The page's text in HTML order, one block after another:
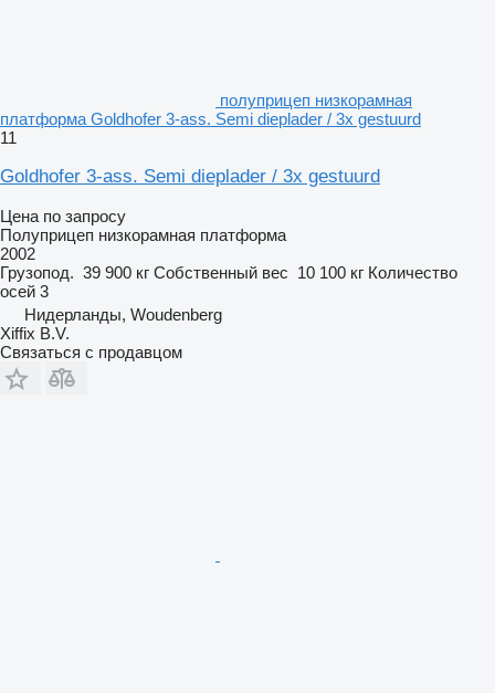
полуприцеп низкорамная
платформа Goldhofer 3-ass. Semi dieplader / 3x gestuurd
11
Goldhofer 3-ass. Semi dieplader / 3x gestuurd
Цена по запросу
Полуприцеп низкорамная платформа
2002
Грузопод. 39 900 кг Собственный вес 10 100 кг Количество
осей 3
Нидерланды, Woudenberg
Xiffix B.V.
Связаться с продавцом